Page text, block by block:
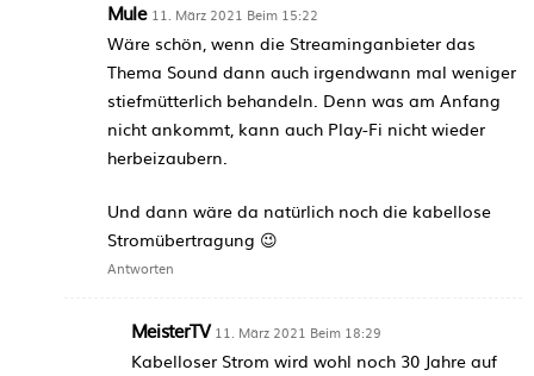
Mule 11. März 2021 Beim 15:22
Wäre schön, wenn die Streaminganbieter das
Thema Sound dann auch irgendwann mal weniger
stiefmütterlich behandeln. Denn was am Anfang
nicht ankommt, kann auch Play-Fi nicht wieder
herbeizaubern.
Und dann wäre da natürlich noch die kabellose
Stromübertragung 😉
Antworten
MeisterTV 11. März 2021 Beim 18:29
Kabelloser Strom wird wohl noch 30 Jahre auf